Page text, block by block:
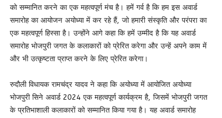
को सम्मानित करने का एक महत्वपूर्ण मंच है। हमें गर्व है कि हम इस अवार्ड
समारोह का आयोजन अयोध्या में कर रहे हैं, जो हमारी संस्कृति और परंपरा का
एक महत्वपूर्ण हिस्सा है। उन्होंने आगे कहा कि हमें उम्मीद है कि यह अवार्ड
समारोह भोजपुरी जगत के कलाकारों को प्रेरित करेगा और उन्हें अपने काम में
और भी उत्कृष्टता प्राप्त करने के लिए प्रेरित करेगा।
रुदौली विधायक रामचंद्र यादव ने कहा कि अयोध्या में आयोजित अयोध्या
भोजपुरी सिने अवार्ड 2024 एक महत्वपूर्ण कार्यक्रम है, जिसमें भोजपुरी जगत
के प्रतिभाशाली कलाकारों को सम्मानित किया गया है। यह अवार्ड समारोह